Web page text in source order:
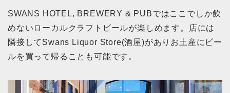
SWANS HOTEL, BREWERY & PUBではここでしか飲
めないローカルクラフトビールが楽しめます。店には
隣接してSwans Liquor Store(酒屋)がありお土産にビー
ルを買って帰ることも可能です。